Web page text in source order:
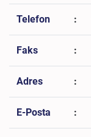
Telefon :
Faks :
Adres :
E-Posta :